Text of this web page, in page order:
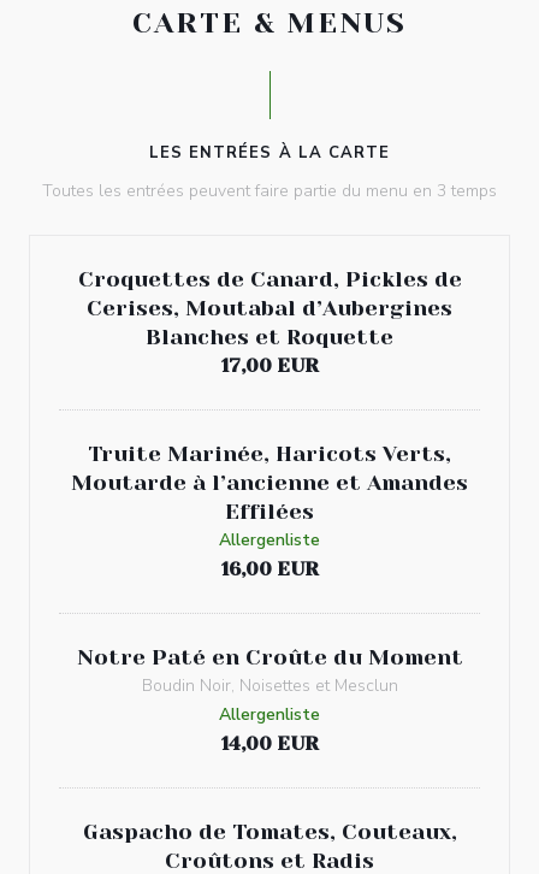
CARTE & MENUS
LES ENTRÉES À LA CARTE
Toutes les entrées peuvent faire partie du menu en 3 temps
Croquettes de Canard, Pickles de
Cerises, Moutabal d’Aubergines
Blanches et Roquette
17,00 EUR
Truite Marinée, Haricots Verts,
Moutarde à l’ancienne et Amandes
Effilées
Allergenliste
16,00 EUR
Notre Paté en Croûte du Moment
Boudin Noir, Noisettes et Mesclun
Allergenliste
14,00 EUR
Gaspacho de Tomates, Couteaux,
Croûtons et Radis